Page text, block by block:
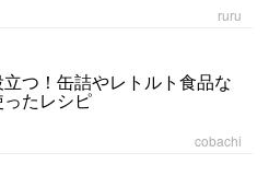
ruru
つ！缶詰やレトルト食品な
たレシピ
cobachi